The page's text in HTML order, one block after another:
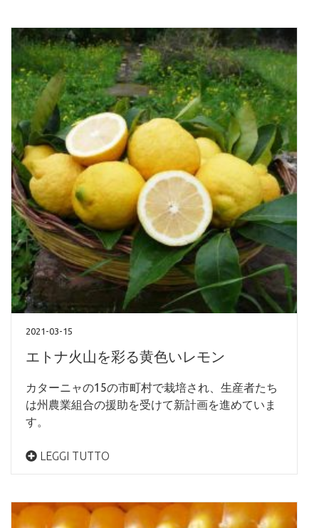
2021-03-15
エトナ火山を彩る黄色いレモン
カターニャの15の市町村で栽培され、生産者たち
は州農業組合の援助を受けて新計画を進めていま
す。
LEGGI TUTTO